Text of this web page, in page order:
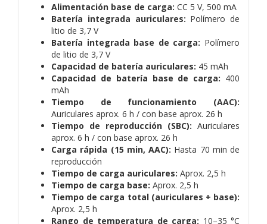
Alimentación base de carga: CC 5 V, 500 mA
Batería integrada auriculares: Polímero de
litio de 3,7 V
Batería integrada base de carga: Polímero
de litio de 3,7 V
Capacidad de batería auriculares: 45 mAh
Capacidad de batería base de carga: 400
mAh
Tiempo de funcionamiento (AAC):
Auriculares aprox. 6 h / con base aprox. 26 h
Tiempo de reproducción (SBC): Auriculares
aprox. 6 h / con base aprox. 26 h
Carga rápida (15 min, AAC): Hasta 70 min de
reproducción
Tiempo de carga auriculares: Aprox. 2,5 h
Tiempo de carga base: Aprox. 2,5 h
Tiempo de carga total (auriculares + base):
Aprox. 2,5 h
Rango de temperatura de carga: 10–35 °C